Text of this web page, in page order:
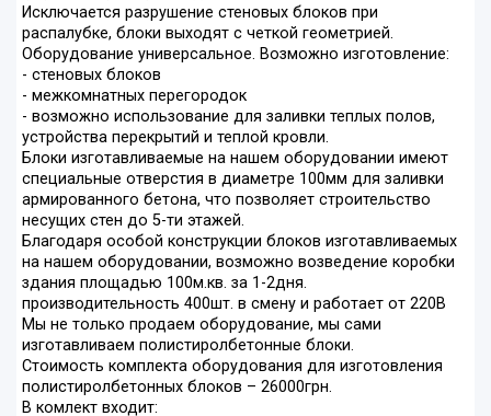
Исключается разрушение стеновых блоков при
распалубке, блоки выходят с четкой геометрией.
Оборудование универсальное. Возможно изготовление:
- стеновых блоков
- межкомнатных перегородок
- возможно использование для заливки теплых полов,
устройства перекрытий и теплой кровли.
Блоки изготавливаемые на нашем оборудовании имеют
специальные отверстия в диаметре 100мм для заливки
армированного бетона, что позволяет строительство
несущих стен до 5-ти этажей.
Благодаря особой конструкции блоков изготавливаемых
на нашем оборудовании, возможно возведение коробки
здания площадью 100м.кв. за 1-2дня.
производительность 400шт. в смену и работает от 220В
Мы не только продаем оборудование, мы сами
изготавливаем полистиролбетонные блоки.
Стоимость комплекта оборудования для изготовления
полистиролбетонных блоков – 26000грн.
В комлект входит: